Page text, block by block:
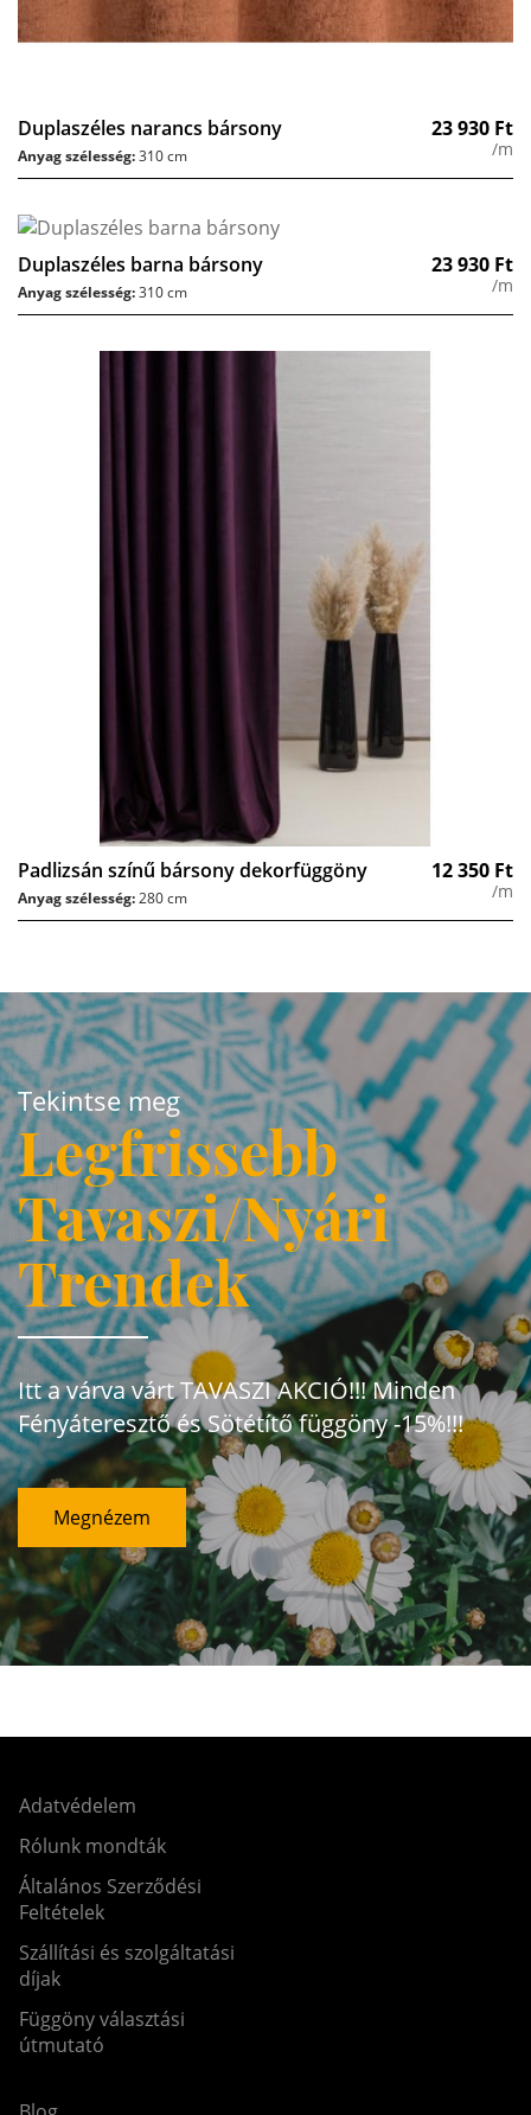
Duplaszéles narancs bársony 23 930 Ft
/m
Anyag szélesség:310 cm
Duplaszéles barna bársony 23 930 Ft
/m
Anyag szélesség:310 cm
Padlizsán színű bársony dekorfüggöny 12 350 Ft
/m
Anyag szélesség:280 cm
Tekintse meg
Legfrissebb
Tavaszi/Nyári
Trendek
Itt a várva várt TAVASZI AKCIÓ!!! Minden
Fényáteresztő és Sötétítő függöny -15%!!!
Megnézem
Adatvédelem
Rólunk mondták
Általános Szerződési
Feltételek
Szállítási és szolgáltatási
díjak
Függöny választási
útmutató